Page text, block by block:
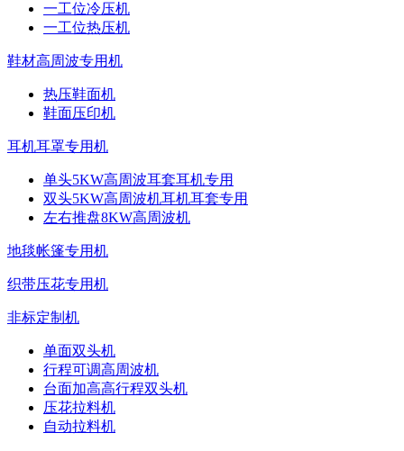
一工位冷压机
一工位热压机
鞋材高周波专用机
热压鞋面机
鞋面压印机
耳机耳罩专用机
单头5KW高周波耳套耳机专用
双头5KW高周波机耳机耳套专用
左右推盘8KW高周波机
地毯帐篷专用机
织带压花专用机
非标定制机
单面双头机
行程可调高周波机
台面加高高行程双头机
压花拉料机
自动拉料机